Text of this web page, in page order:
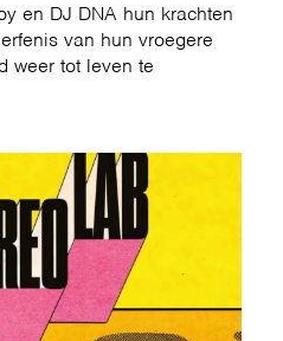
en DJ DNA hun krachten
van hun vroegere
weer tot leven te